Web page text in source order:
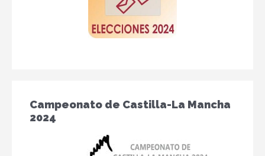
Campeonato de Castilla-La Mancha
2024